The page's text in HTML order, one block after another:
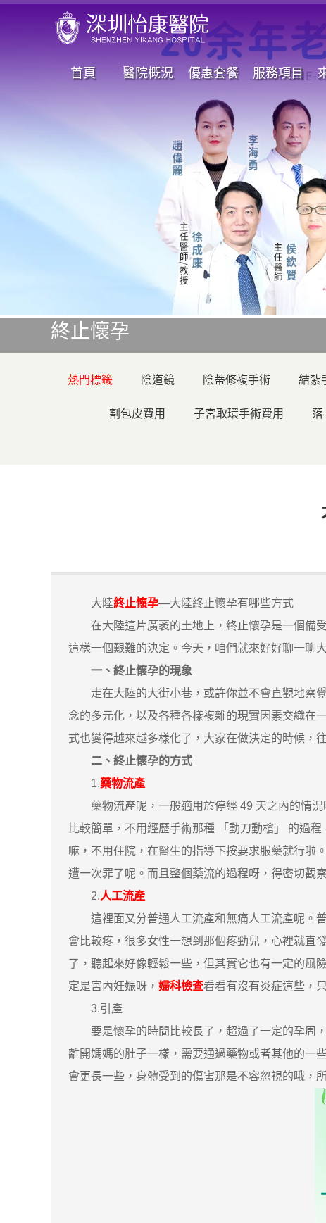
首頁 醫院概況 優惠套餐 服務項目
終止懷孕
熱門標籤 陰道鏡 陰蒂修複手術 結紮
割包皮費用 子宮取環手術費用 落
大陸終止懷孕—大陸終止懷孕有哪些方式
在大陸這片廣袤的土地上，終止懷孕是一個備受
這樣一個艱難的決定。今天，咱們就來好好聊一聊
一、終止懷孕的現象
走在大陸的大街小巷，或許你並不會直觀地察覺
念的多元化，以及各種各樣複雜的現實因素交織在
式也變得越來越多樣化了，大家在做決定的時候，
二、終止懷孕的方式
1.藥物流產
藥物流產呢，一般適用於停經 49 天之內的情況
比較簡單，不用經歷手術那種 「動刀動槍」 的過
嘛，不用住院，在醫生的指導下按要求服藥就行啦
遭一次罪了呢。而且整個藥流的過程呀，得密切觀
2.人工流產
這裡面又分普通人工流產和無痛人工流產呢。普
會比較疼，很多女性一想到那個疼勁兒，心裡就直
了，聽起來好像輕鬆一些，但其實它也有一定的風
定是宮內妊娠呀， 婦科檢查看看有沒有炎症這些，
3.引產
要是懷孕的時間比較長了，超過了一定的孕周，
離開媽媽的肚子一樣，需要通過藥物或者其他的一
會更長一些，身體受到的傷害那是不容忽視的哦，